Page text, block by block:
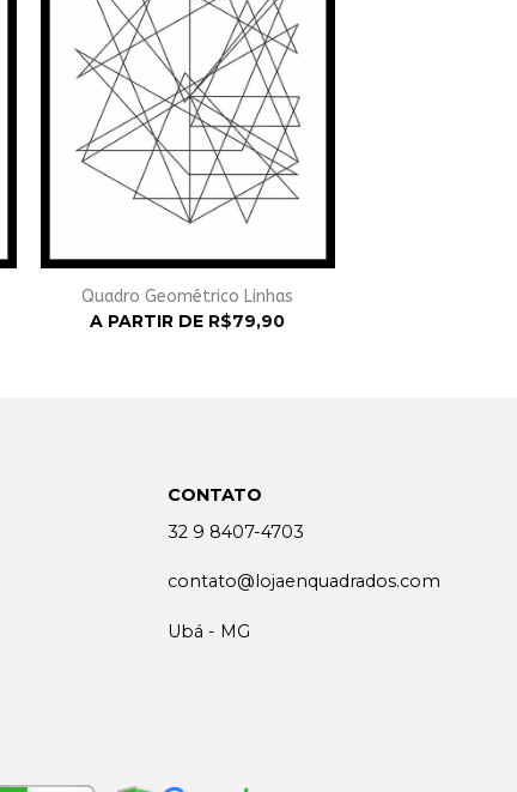
Quadro Geométrico Linhas
A PARTIR DE R$79,90
CONTATO
32 9 8407-4703
contato@lojaenquadrados.com
Ubá - MG